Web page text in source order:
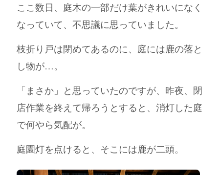
ここ数日、庭木の一部だけ葉がきれいになく
なっていて、不思議に思っていました。
枝折り戸は閉めてあるのに、庭には鹿の落と
し物が…。
「まさか」と思っていたのですが、昨夜、閉
店作業を終えて帰ろうとすると、消灯した庭
で何やら気配が。
庭園灯を点けると、そこには鹿が二頭。